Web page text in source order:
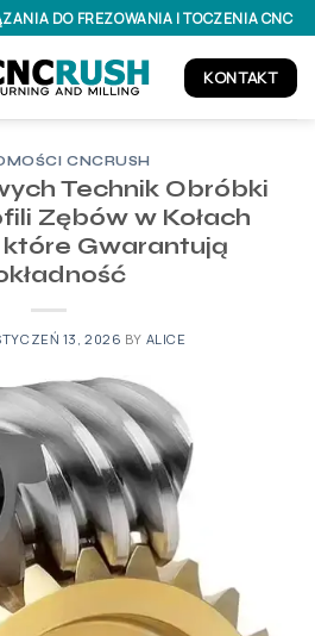
DO FREZOWANIA I TOCZENIA CNC
KONTAKT
CNCRUSH
Technik Obróbki
Zębów w Kołach
Gwarantują
13, 2026 BY ALICE